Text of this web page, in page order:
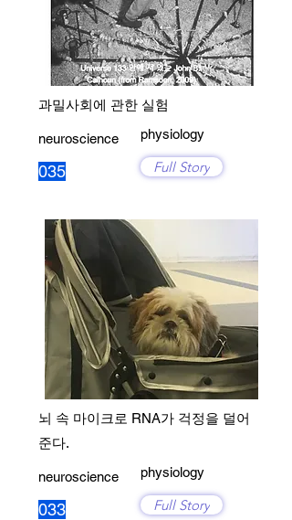
과밀사회에 관한 실험
neuroscience
035
physiology
Full Story
뇌 속 마이크로 RNA가 걱정을 덜어
준다.
neuroscience
033
physiology
Full Story